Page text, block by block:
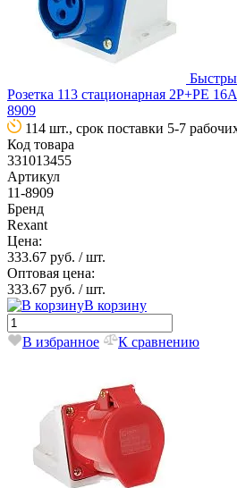
Розетка 113 стационарная 2P+PE
8909
114 шт., срок поставки 5-7
Код товара
331013455
Артикул
11-8909
Бренд
Rexant
Цена:
333.67 руб. / шт.
Оптовая цена:
333.67 руб. / шт.
В корзину
В избранное К сравнению